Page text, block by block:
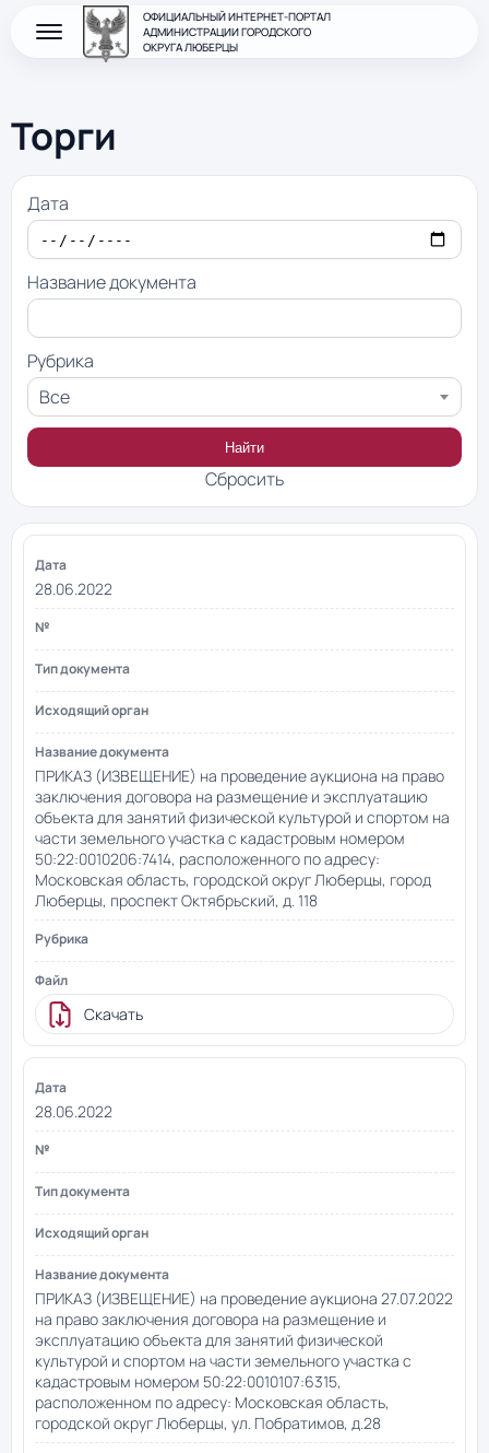
ОФИЦИАЛЬНЫЙ ИНТЕРНЕТ-ПОРТАЛ
АДМИНИСТРАЦИИ ГОРОДСКОГО
ОКРУГА ЛЮБЕРЦЫ
Торги
Дата
Название документа
Рубрика
Все
Найти
Сбросить
28.06.2022
ПРИКАЗ (ИЗВЕЩЕНИЕ) на проведение аукциона на право
заключения договора на размещение и эксплуатацию
объекта для занятий физической культурой и спортом на
части земельного участка с кадастровым номером
50:22:0010206:7414, расположенного по адресу:
Московская область, городской округ Люберцы, город
Люберцы, проспект Октябрьский, д. 118
Скачать
28.06.2022
ПРИКАЗ (ИЗВЕЩЕНИЕ) на проведение аукциона 27.07.2022
на право заключения договора на размещение и
эксплуатацию объекта для занятий физической
культурой и спортом на части земельного участка с
кадастровым номером 50:22:0010107:6315,
расположенном по адресу: Московская область,
городской округ Люберцы, ул. Побратимов, д.28